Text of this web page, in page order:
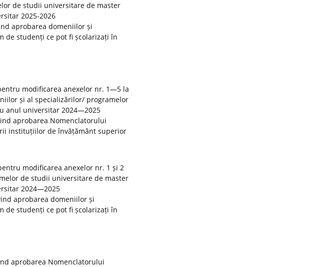
de studii universitare de master
2025-2026
aprobarea domeniilor și
de studenți ce pot fi școlarizați în
modificarea anexelor nr. 1—5 la
și al specializărilor/ programelor
anul universitar 2024—2025
aprobarea Nomenclatorului
instituțiilor de învățământ superior
modificarea anexelor nr. 1 și 2
de studii universitare de master
2024—2025
aprobarea domeniilor și
de studenți ce pot fi școlarizați în
aprobarea Nomenclatorului